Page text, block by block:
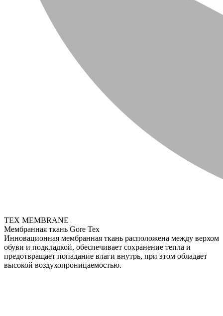
TEX MEMBRANE
Мембранная ткань Gore Tex
Инновационная мембранная ткань расположена между верхом
обуви и подкладкой, обеспечивает сохранение тепла и
предотвращает попадание влаги внутрь, при этом обладает
высокой воздухопроницаемостью.